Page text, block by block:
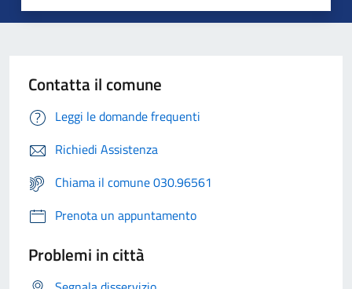
Contatta il comune
Leggi le domande frequenti
Richiedi Assistenza
Chiama il comune 030.96561
Prenota un appuntamento
Problemi in città